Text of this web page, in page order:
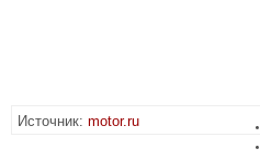
Источник: motor.ru